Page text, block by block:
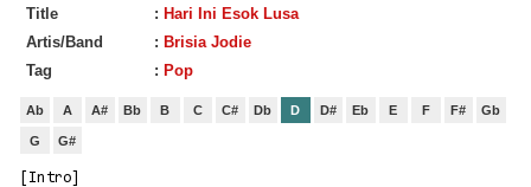
Title : Hari Ini Esok Lusa
Artis/Band
: Brisia Jodie
Tag
: Pop
Ab A A# Bb B C C# Db D D# Eb E F F# Gb
G G#
[Intro]